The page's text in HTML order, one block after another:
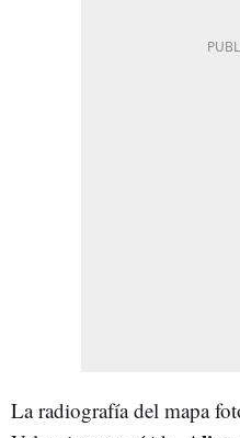
La radiografía del mapa